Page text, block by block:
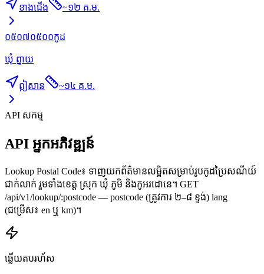
ខាងជើង ~១២ គ.ម.
០៥០៧០៥០០កូដ
ឃុំ ព្នាយ
ឦសាន ~១៤ គ.ម.
API សកម្ម
API អ្នកអភិវឌ្ឍន៍
Lookup Postal Code៖ ទាញយកព័ត៌មានលម្អិតសម្រាប់រូបកូដប្រៃសណីយ៍
ជាក់លាក់ រួមទាំងខេត្ត ស្រុក ឃុំ ភូមិ និងកូអរដោនេ។ GET
/api/v1/lookup/:postcode — postcode (ត្រូវការ ២–៨ ខ្ទង់) lang
(ជម្រើស៖ en ឬ km)។
ឆ្លើយតបរហ័ស